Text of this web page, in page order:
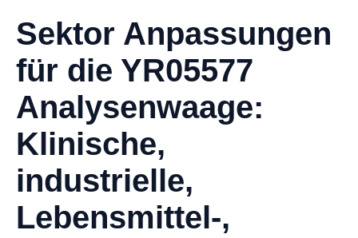
Sektor Anpassungen
für die YR05577
Analysenwaage:
Klinische,
industrielle,
Lebensmittel-,